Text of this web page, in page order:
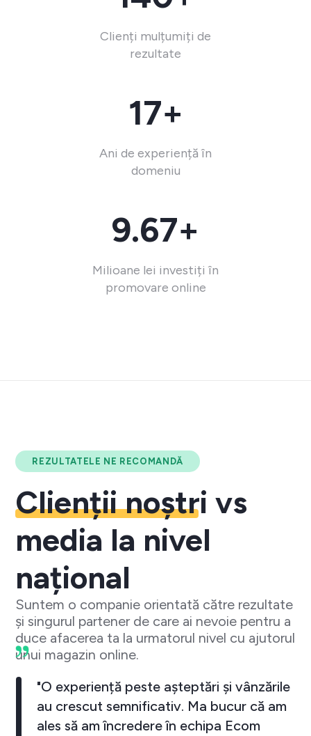
Clienți mulțumiți de
rezultate
17+
Ani de experiență în
domeniu
9.67+
Milioane lei investiți în
promovare online
REZULTATELE NE RECOMANDĂ
Clienții noștri vs
media la nivel
național
Suntem o companie orientată către rezultate
și singurul partener de care ai nevoie pentru a
duce afacerea ta la urmatorul nivel cu ajutorul
unui magazin online.
"O experiență peste așteptări și vânzările
au crescut semnificativ. Ma bucur că am
ales să am încredere în echipa Ecom